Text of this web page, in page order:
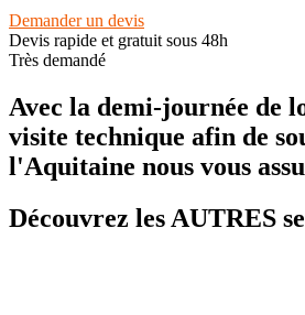
Demander un devis
Devis rapide et gratuit sous 48h
Très demandé
Avec la demi-journée de
visite technique afin de
l'Aquitaine nous vous
Découvrez les AUTRES